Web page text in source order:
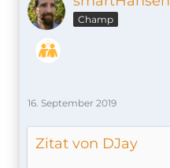
Champ
16. September 2019
Zitat von DJay